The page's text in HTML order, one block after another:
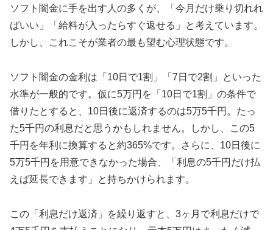
ソフト闇金に手を出す人の多くが、「今月だけ乗り切れれ
ばいい」「給料が入ったらすぐ返せる」と考えています。
しかし、これこそが業者の最も望む心理状態です。
ソフト闇金の金利は「10日で1割」「7日で2割」といった
水準が一般的です。仮に5万円を「10日で1割」の条件で
借りたとすると、10日後に返済するのは5万5千円。たっ
た5千円の利息だと思うかもしれません。しかし、この5
千円を年利に換算すると約365%です。さらに、10日後に
5万5千円を用意できなかった場合、「利息の5千円だけ払
えば延長できます」と持ちかけられます。
この「利息だけ返済」を繰り返すと、3ヶ月で利息だけで